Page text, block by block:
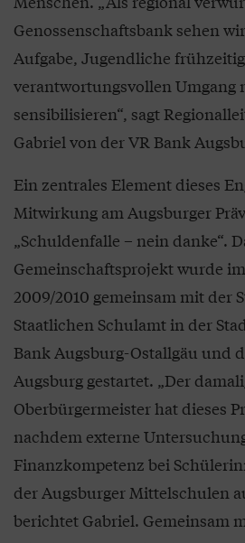
Genossenschaftsbank sehen
Aufgabe, Jugendliche
verantwortungsvollen Umgang
sensibilisieren“, sagt
Gabriel von der VR Bank
Ein zentrales Element dieses
Mitwirkung am Augsburger
„Schuldenfalle – nein danke“.
Gemeinschaftsprojekt wurde
2009/2010 gemeinsam mit der
Staatlichen Schulamt in der
Bank Augsburg-Ostallgäu und
Augsburg gestartet. „Der
Oberbürgermeister hat dieses
nachdem externe
Finanzkompetenz bei
der Augsburger Mittelschulen
berichtet Gabriel. Gemeinsam